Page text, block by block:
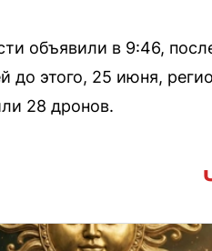
объявили в 9:46,
до этого, 25 июня,
28 дронов.